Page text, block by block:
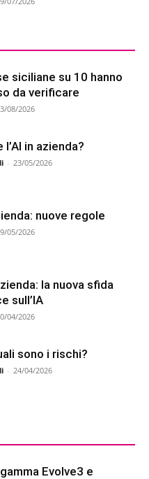
siciliane su 10 hanno
da verificare
08/2026
in azienda?
- 23/05/2026
nuove regole
05/2026
la nuova sfida
sull’IA
04/2026
sono i rischi?
- 24/04/2026
Evolve3 e